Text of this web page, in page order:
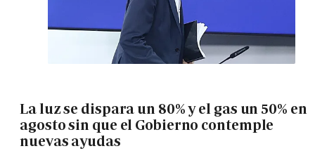
La luz se dispara un 80% y el gas un 50% en
agosto sin que el Gobierno contemple
nuevas ayudas